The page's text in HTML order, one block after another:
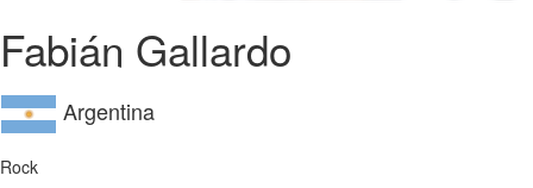
Fabián Gallardo
Argentina
Rock